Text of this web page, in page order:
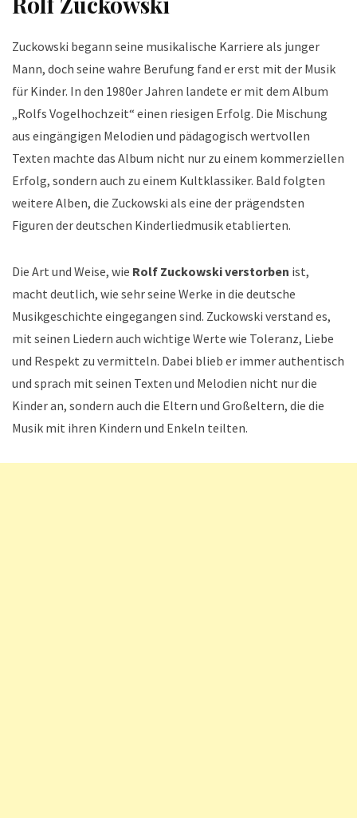
Zuckowski begann seine musikalische Karriere als junger
Mann, doch seine wahre Berufung fand er erst mit der Musik
für Kinder. In den 1980er Jahren landete er mit dem Album
„Rolfs Vogelhochzeit“ einen riesigen Erfolg. Die Mischung
aus eingängigen Melodien und pädagogisch wertvollen
Texten machte das Album nicht nur zu einem kommerziellen
Erfolg, sondern auch zu einem Kultklassiker. Bald folgten
weitere Alben, die Zuckowski als eine der prägendsten
Figuren der deutschen Kinderliedmusik etablierten.
Die Art und Weise, wie Rolf Zuckowski verstorben ist,
macht deutlich, wie sehr seine Werke in die deutsche
Musikgeschichte eingegangen sind. Zuckowski verstand es,
mit seinen Liedern auch wichtige Werte wie Toleranz, Liebe
und Respekt zu vermitteln. Dabei blieb er immer authentisch
und sprach mit seinen Texten und Melodien nicht nur die
Kinder an, sondern auch die Eltern und Großeltern, die die
Musik mit ihren Kindern und Enkeln teilten.